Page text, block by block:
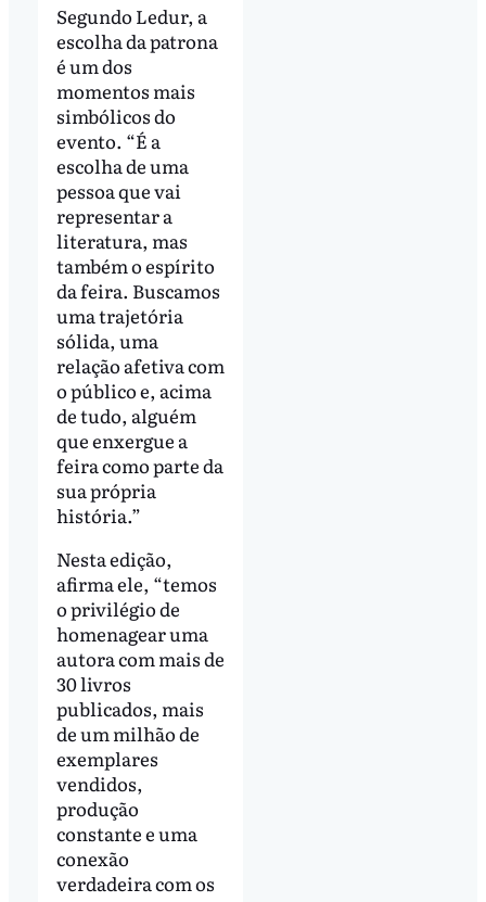
Segundo Ledur, a
escolha da patrona
é um dos
momentos mais
simbólicos do
evento. “É a
escolha de uma
pessoa que vai
representar a
literatura, mas
também o espírito
da feira. Buscamos
uma trajetória
sólida, uma
relação afetiva com
o público e, acima
de tudo, alguém
que enxergue a
feira como parte da
sua própria
história.”
Nesta edição,
afirma ele, “temos
o privilégio de
homenagear uma
autora com mais de
30 livros
publicados, mais
de um milhão de
exemplares
vendidos,
produção
constante e uma
conexão
verdadeira com os